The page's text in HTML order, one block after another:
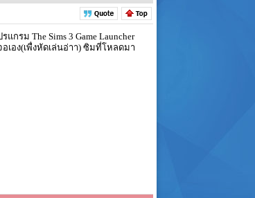
กรม The Sims 3 Game Launcher
เอง(เพื่งหัดเล่นอ่าา) ซิมที่โหลดมา